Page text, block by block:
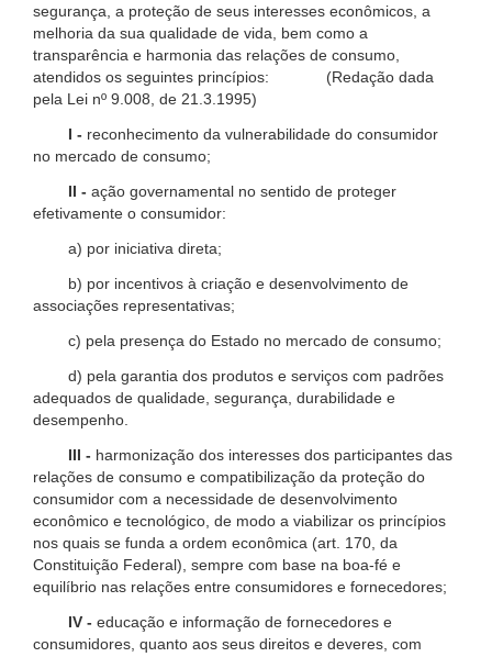
segurança, a proteção de seus interesses econômicos, a
melhoria da sua qualidade de vida, bem como a
transparência e harmonia das relações de consumo,
atendidos os seguintes princípios: (Redação dada
pela Lei nº 9.008, de 21.3.1995)
I - reconhecimento da vulnerabilidade do consumidor
no mercado de consumo;
II - ação governamental no sentido de proteger
efetivamente o consumidor:
a) por iniciativa direta;
b) por incentivos à criação e desenvolvimento de
associações representativas;
c) pela presença do Estado no mercado de consumo;
d) pela garantia dos produtos e serviços com padrões
adequados de qualidade, segurança, durabilidade e
desempenho.
III - harmonização dos interesses dos participantes das
relações de consumo e compatibilização da proteção do
consumidor com a necessidade de desenvolvimento
econômico e tecnológico, de modo a viabilizar os princípios
nos quais se funda a ordem econômica (art. 170, da
Constituição Federal), sempre com base na boa-fé e
equilíbrio nas relações entre consumidores e fornecedores;
IV - educação e informação de fornecedores e
consumidores, quanto aos seus direitos e deveres, com